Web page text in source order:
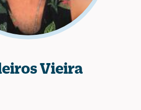
Vieira